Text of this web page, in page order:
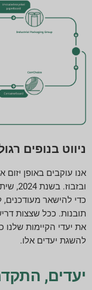
ניווט בנופים
אנו עוקבים באופן
כדי להישאר
תובנות. ככל שצצות
את יעדי הקיימות שלנו
להשגת יעדים אלו.
יעדים,